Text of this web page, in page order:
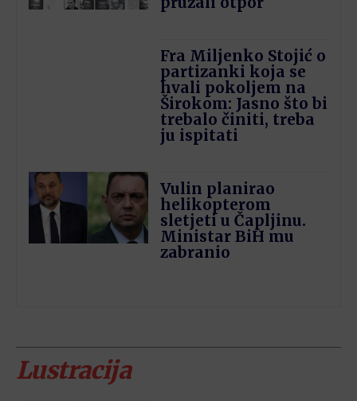
Fra Miljenko Stojić o
partizanki koja se
hvali pokoljem na
Širokom: Jasno što bi
trebalo činiti, treba
ju ispitati
Vulin planirao
helikopterom
sletjeti u Čapljinu.
Ministar BiH mu
zabranio
Lustracija